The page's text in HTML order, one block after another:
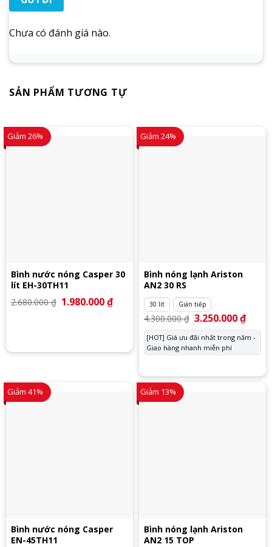
Chưa có đánh giá nào.
SẢN PHẨM TƯƠNG TỰ
Giảm 26%
Bình nước nóng Casper 30
lít EH-30TH11
2.680.000₫ Giá
gốc
1.980.000₫Giá
1.980.000 ₫.
Giảm 24%
Bình nóng lạnh Ariston
AN2 30 RS
30 lít Gián tiếp
4.300.000₫ Giá
gốc
là:
4.300.000 ₫.
3.250.000₫Giá
tại
là:
[HOT] Giá ưu đãi nhất trong năm -
Giao hàng nhanh miễn phí
Giảm 41%
Bình nước nóng Casper
EN-45TH11
Giảm 13%
Bình nóng lạnh Ariston
AN2 15 TOP